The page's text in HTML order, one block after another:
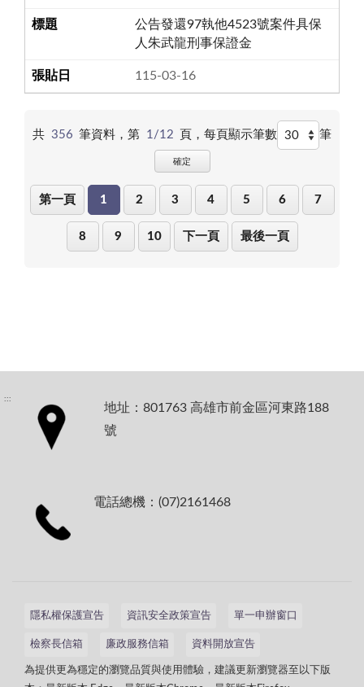
公告發還97執他4523號案件具保
人朱武龍刑事保證金
115-03-16
共 356 筆資料，第 1/12 頁，每頁顯示筆數 筆
確定
第一頁 1 2 3 4 5 6 7
8 9 10 下一頁 最後一頁
:::
地址：801763 高雄市前金區河東路188
號
電話總機：(07)2161468
隱私權保護宣告 資訊安全政策宣告 單一申辦窗口
檢察長信箱 廉政服務信箱 資料開放宣告
為提供更為穩定的瀏覽品質與使用體驗，建議更新瀏覽器至以下版